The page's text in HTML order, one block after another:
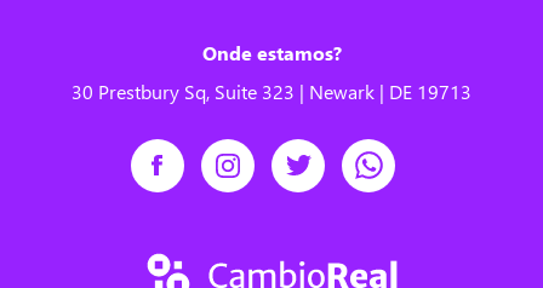
Onde estamos?
30 Prestbury Sq, Suite 323 | Newark | DE 19713